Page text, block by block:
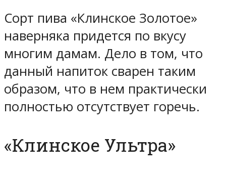
Сорт пива «Клинское Золотое»
наверняка придется по вкусу
многим дамам. Дело в том, что
данный напиток сварен таким
образом, что в нем практически
полностью отсутствует горечь.
«Клинское Ультра»